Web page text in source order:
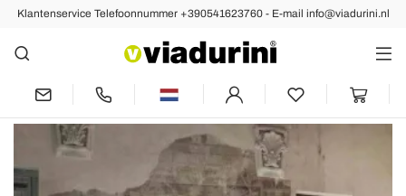
Klantenservice Telefoonnummer +390541623760 - E-mail info@viadurini.nl
Vorige Volgende
Vrijstaand bad met ronde vorm gemaakt
in Cremona, Italië